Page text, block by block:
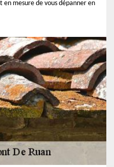
en mesure de vous dépanner en